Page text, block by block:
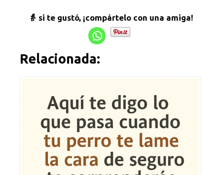
👵 si te gustó, ¡compártelo con una amiga!
Relacionada: